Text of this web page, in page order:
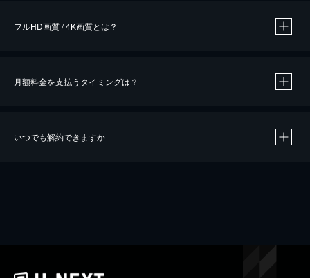
※40％ポイント還元の対象は、クレジットカード決済による作品の購入 / レンタルです。
iOSアプリのUコイン決済による作品の購入 / レンタルは、20％のポイント還元です。
フルHD画質 / 4K画質とは？
月額料金を支払うタイミングは？
いつでも解約できますか